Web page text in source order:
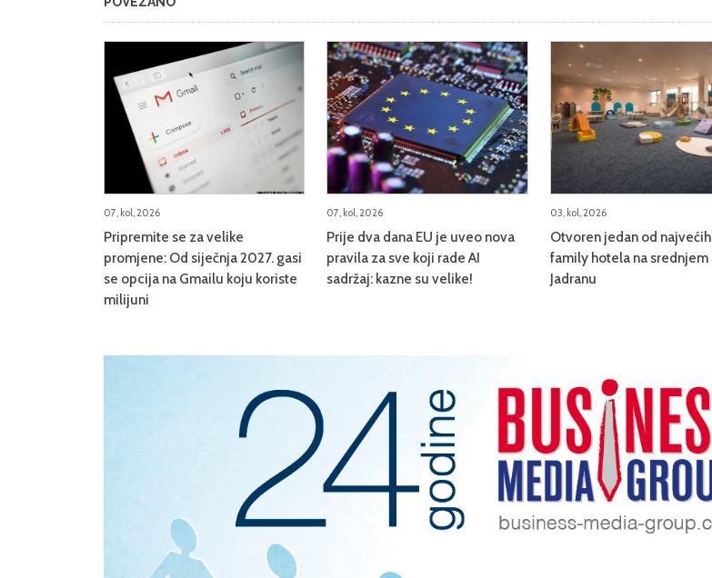
07, kol, 2026
Pripremite se za velike
promjene: Od siječnja 2027. gasi
se opcija na Gmailu koju koriste
milijuni
07, kol, 2026
Prije dva dana EU je uveo nova
pravila za sve koji rade AI
sadržaj: kazne su velike!
03, kol, 2026
Otvoren jedan od najvećih
family hotela na srednjem
Jadranu